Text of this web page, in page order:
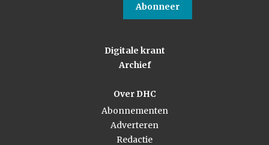
Abonneer
Digitale krant
Archief
Over DHC
Abonnementen
Adverteren
Redactie